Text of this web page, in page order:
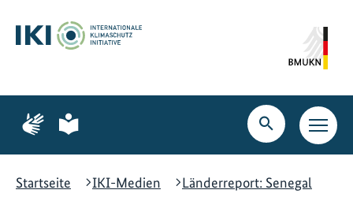
Hauptinhalt
springen
Suche
springen
Hauptnavigation
springen
Zur
Seite
Gebärdensprache
Zur
Seite
leichte
Suche
öffnen
Startseite
IKI-Medien Länderreport: Senegal